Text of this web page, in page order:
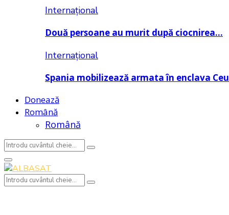
Internațional
Două persoane au murit după ciocnirea…
Internațional
Spania mobilizează armata în enclava
Donează
Română
Română
Search
for:
Search
Primary
Menu
Search
Search